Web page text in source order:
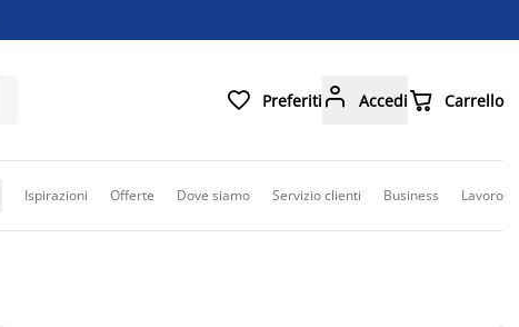
 Preferiti  Accedi Carrello
Ispirazioni Offerte Dove siamo Servizio clienti Business Lavoro